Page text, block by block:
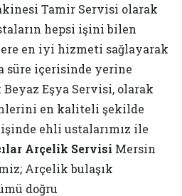
Tamir Servisi olarak
hepsi işini bilen
en iyi hizmeti sağlayarak
süre içerisinde yerine
Eşya Servisi, olarak
en kaliteli şekilde
ehli ustalarımız ile
Arçelik Servisi Mersin
Arçelik bulaşık
doğru